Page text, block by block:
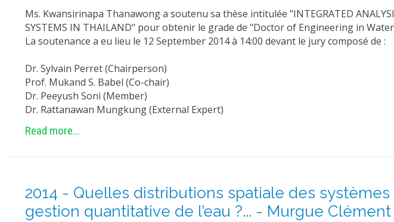
Ms. Kwansirinapa Thanawong a soutenu sa thèse intitulée "INTEGRATED
SYSTEMS IN THAILAND" pour obtenir le grade de "Doctor of Engineering in
La soutenance a eu lieu le 12 September 2014 à 14:00 devant le jury composé de :
Dr. Sylvain Perret (Chairperson)
Prof. Mukand S. Babel (Co-chair)
Dr. Peeyush Soni (Member)
Dr. Rattanawan Mungkung (External Expert)
Read more...
2014 - Quelles distributions spatiale des
gestion quantitative de l’eau ?... - Murgue Clément